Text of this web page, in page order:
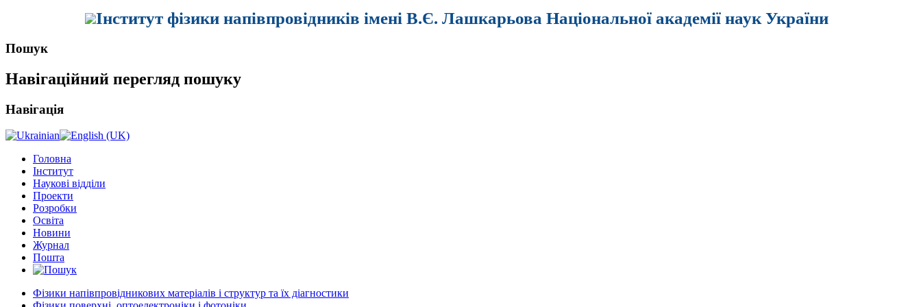
Інститут фізики напівпровідників імені В.Є. Лашкарьова Національної академії наук України
Пошук
Навігаційний перегляд пошуку
Навігація
Головна
Інститут
Наукові відділи
Проекти
Розробки
Освіта
Новини
Журнал
Пошта
Фізики напівпровідникових матеріалів і структур та їх діагностики